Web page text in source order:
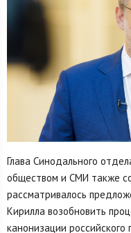
Глава Синодального
обществом и СМИ также
рассматривалось
Кирилла возобновить
канонизации